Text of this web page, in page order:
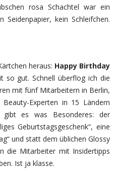
rosa Schachtel war ein
kein Schleifchen.
heraus: Happy Birthday
so gut. Schnell überflog ich die
mit fünf Mitarbeitern in Berlin,
Experten in 15 Ländern
es was Besonderes: der
Geburtstagsgeschenk“, eine
und statt dem üblichen Glossy
die Mitarbeiter mit Insidertipps
Ist ja klasse.